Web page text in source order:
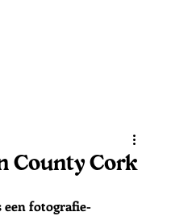
County Cork
fotografie-